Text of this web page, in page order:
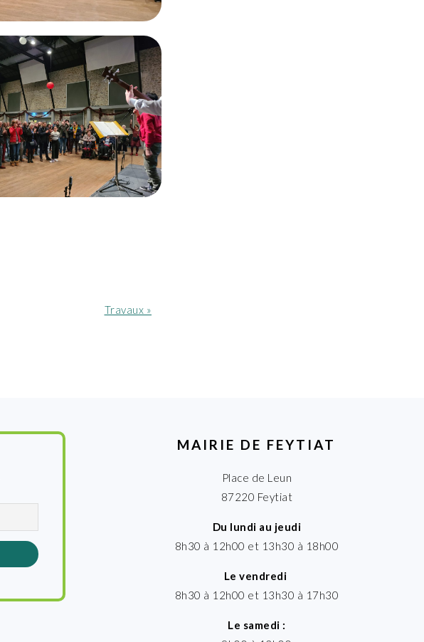
Article
Travaux »
MAIRIE DE FEYTIAT
Place de Leun
87220 Feytiat
Du lundi au jeudi
8h30 à 12h00 et 13h30 à 18h00
Le vendredi
8h30 à 12h00 et 13h30 à 17h30
Le samedi :